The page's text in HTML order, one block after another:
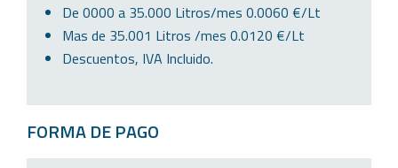
De 0000 a 35.000 Litros/mes 0.0060 €/Lt
Mas de 35.001 Litros /mes 0.0120 €/Lt
Descuentos, IVA Incluido.
FORMA DE PAGO